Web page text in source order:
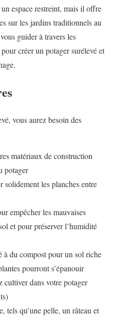
espace restreint, mais il offre
sur les jardins traditionnels au
guider à travers les
créer un potager surélevé et
vous aurez besoin des
matériaux de construction
potager
les planches entre
empêcher les mauvaises
et pour préserver l’humidité
à du compost pour un sol riche
pourront s’épanouir
cultiver dans votre potager
tels qu’une pelle, un râteau et